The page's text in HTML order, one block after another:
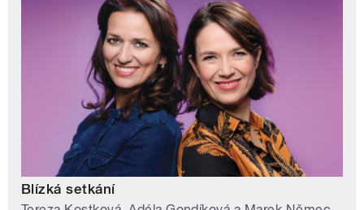
Blízká setkání